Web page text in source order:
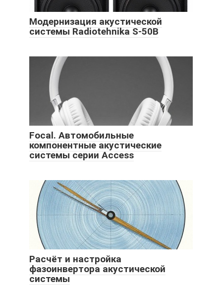
Модернизация акустической
системы Radiotehnika S-50B
Focal. Автомобильные
компонентные акустические
системы серии Access
Расчёт и настройка
фазоинвертора акустической
системы